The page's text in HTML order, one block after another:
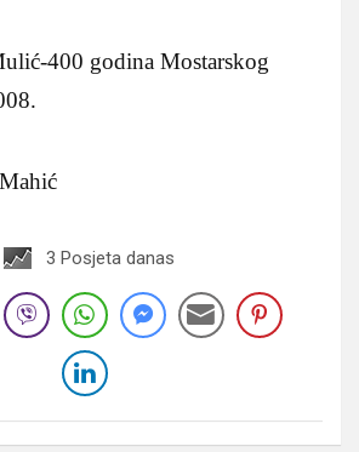
400 godina Mostarskog
3 Posjeta danas